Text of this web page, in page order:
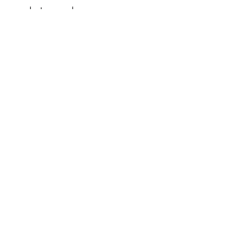
opłata za kurs